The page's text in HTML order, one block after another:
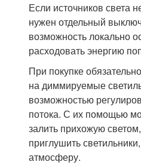
Если источников света
нужен отдельный
возможность локально
расходовать энергию
При покупке
на диммируемые
возможностью
потока. С их помощью
залить прихожую
приглушить
атмосферу.